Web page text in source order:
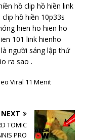
hồ clip hồ hiền link
hồ hiền 10p33s
hien ho hien ho
101 link hienho
người sáng lập thứ
ra sao .
Viral 11 Menit
NEXT
TOMIC
PRO